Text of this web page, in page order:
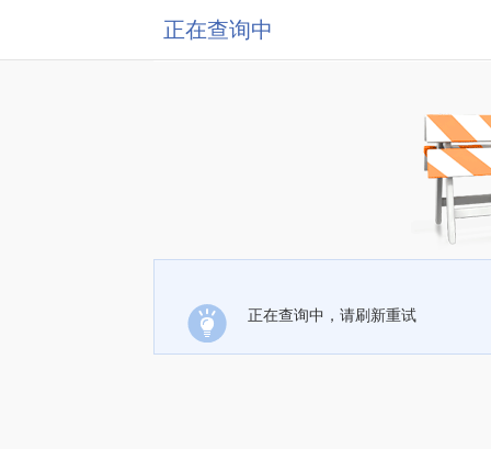
正在查询中
正在查询中，请刷新重试